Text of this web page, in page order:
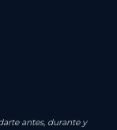
antes, durante y